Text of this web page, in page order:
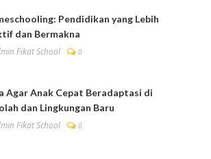
Pendidikan yang Lebih
dan Bermakna
Fikat School
0
Agar Anak Cepat Beradaptasi di
dan Lingkungan Baru
Fikat School
0